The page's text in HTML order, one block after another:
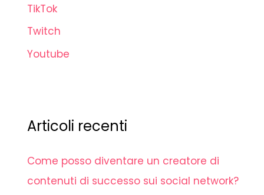
TikTok
Twitch
Youtube
Articoli recenti
Come posso diventare un creatore di
contenuti di successo sui social network?